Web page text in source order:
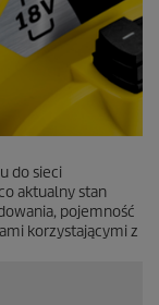
do sieci
aktualny stan
pojemność
korzystającymi z